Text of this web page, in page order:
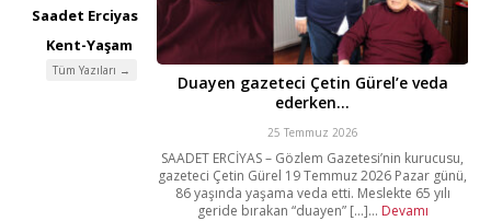
Saadet Erciyas
Kent-Yaşam
Tüm Yazıları →
Duayen gazeteci Çetin Gürel’e veda
ederken…
25 Temmuz 2026
SAADET ERCİYAS – Gözlem Gazetesi’nin kurucusu,
gazeteci Çetin Gürel 19 Temmuz 2026 Pazar günü,
86 yaşında yaşama veda etti. Meslekte 65 yılı
geride bırakan “duayen” [...]... Devamı